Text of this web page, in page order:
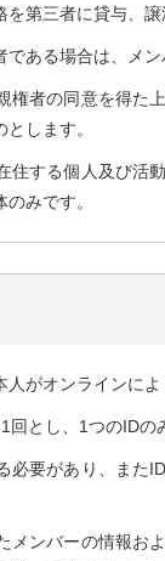
を第三者に貸与、
ある場合は、メ
権者の同意を得
します。
住する個人及び
みです。
人がオンラインに
回とし、1つのID
必要があり、また
メンバーの情報お